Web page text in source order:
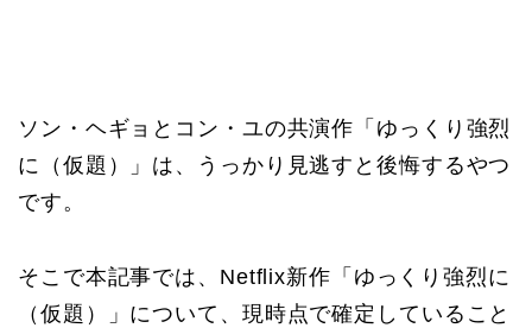
ソン・ヘギョとコン・ユの共演作「ゆっくり強烈
に（仮題）」は、うっかり見逃すと後悔するやつ
です。
そこで本記事では、Netflix新作「ゆっくり強烈に
（仮題）」について、現時点で確定していること